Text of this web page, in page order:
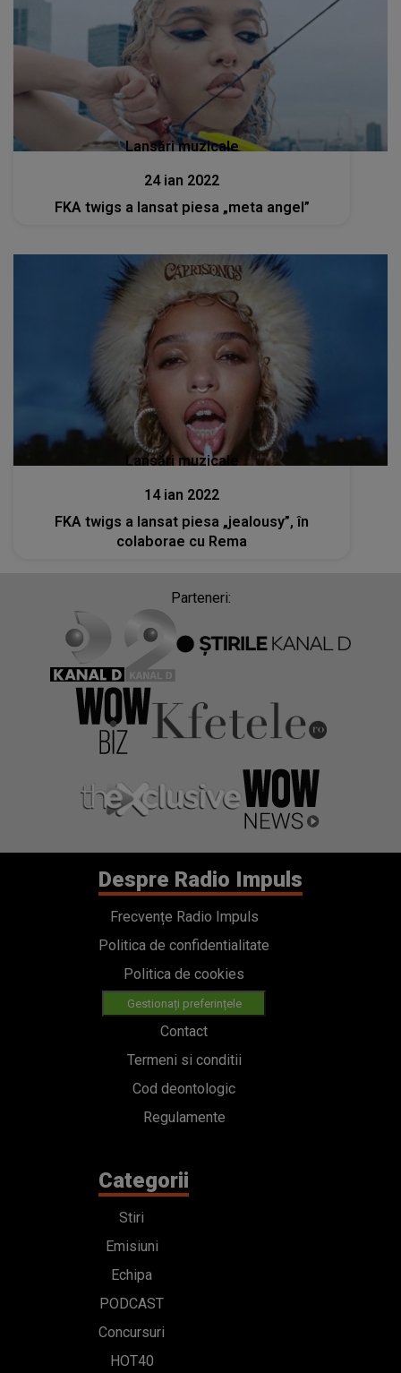
Lansări muzicale
24 ian 2022
FKA twigs a lansat piesa „meta angel”
Lansări muzicale
14 ian 2022
FKA twigs a lansat piesa „jealousy”, în
colaborae cu Rema
Parteneri:
Despre Radio Impuls
Frecvențe Radio Impuls
Politica de confidentialitate
Politica de cookies
Gestionați preferințele
Contact
Termeni si conditii
Cod deontologic
Regulamente
Categorii
Stiri
Emisiuni
Echipa
PODCAST
Concursuri
HOT40